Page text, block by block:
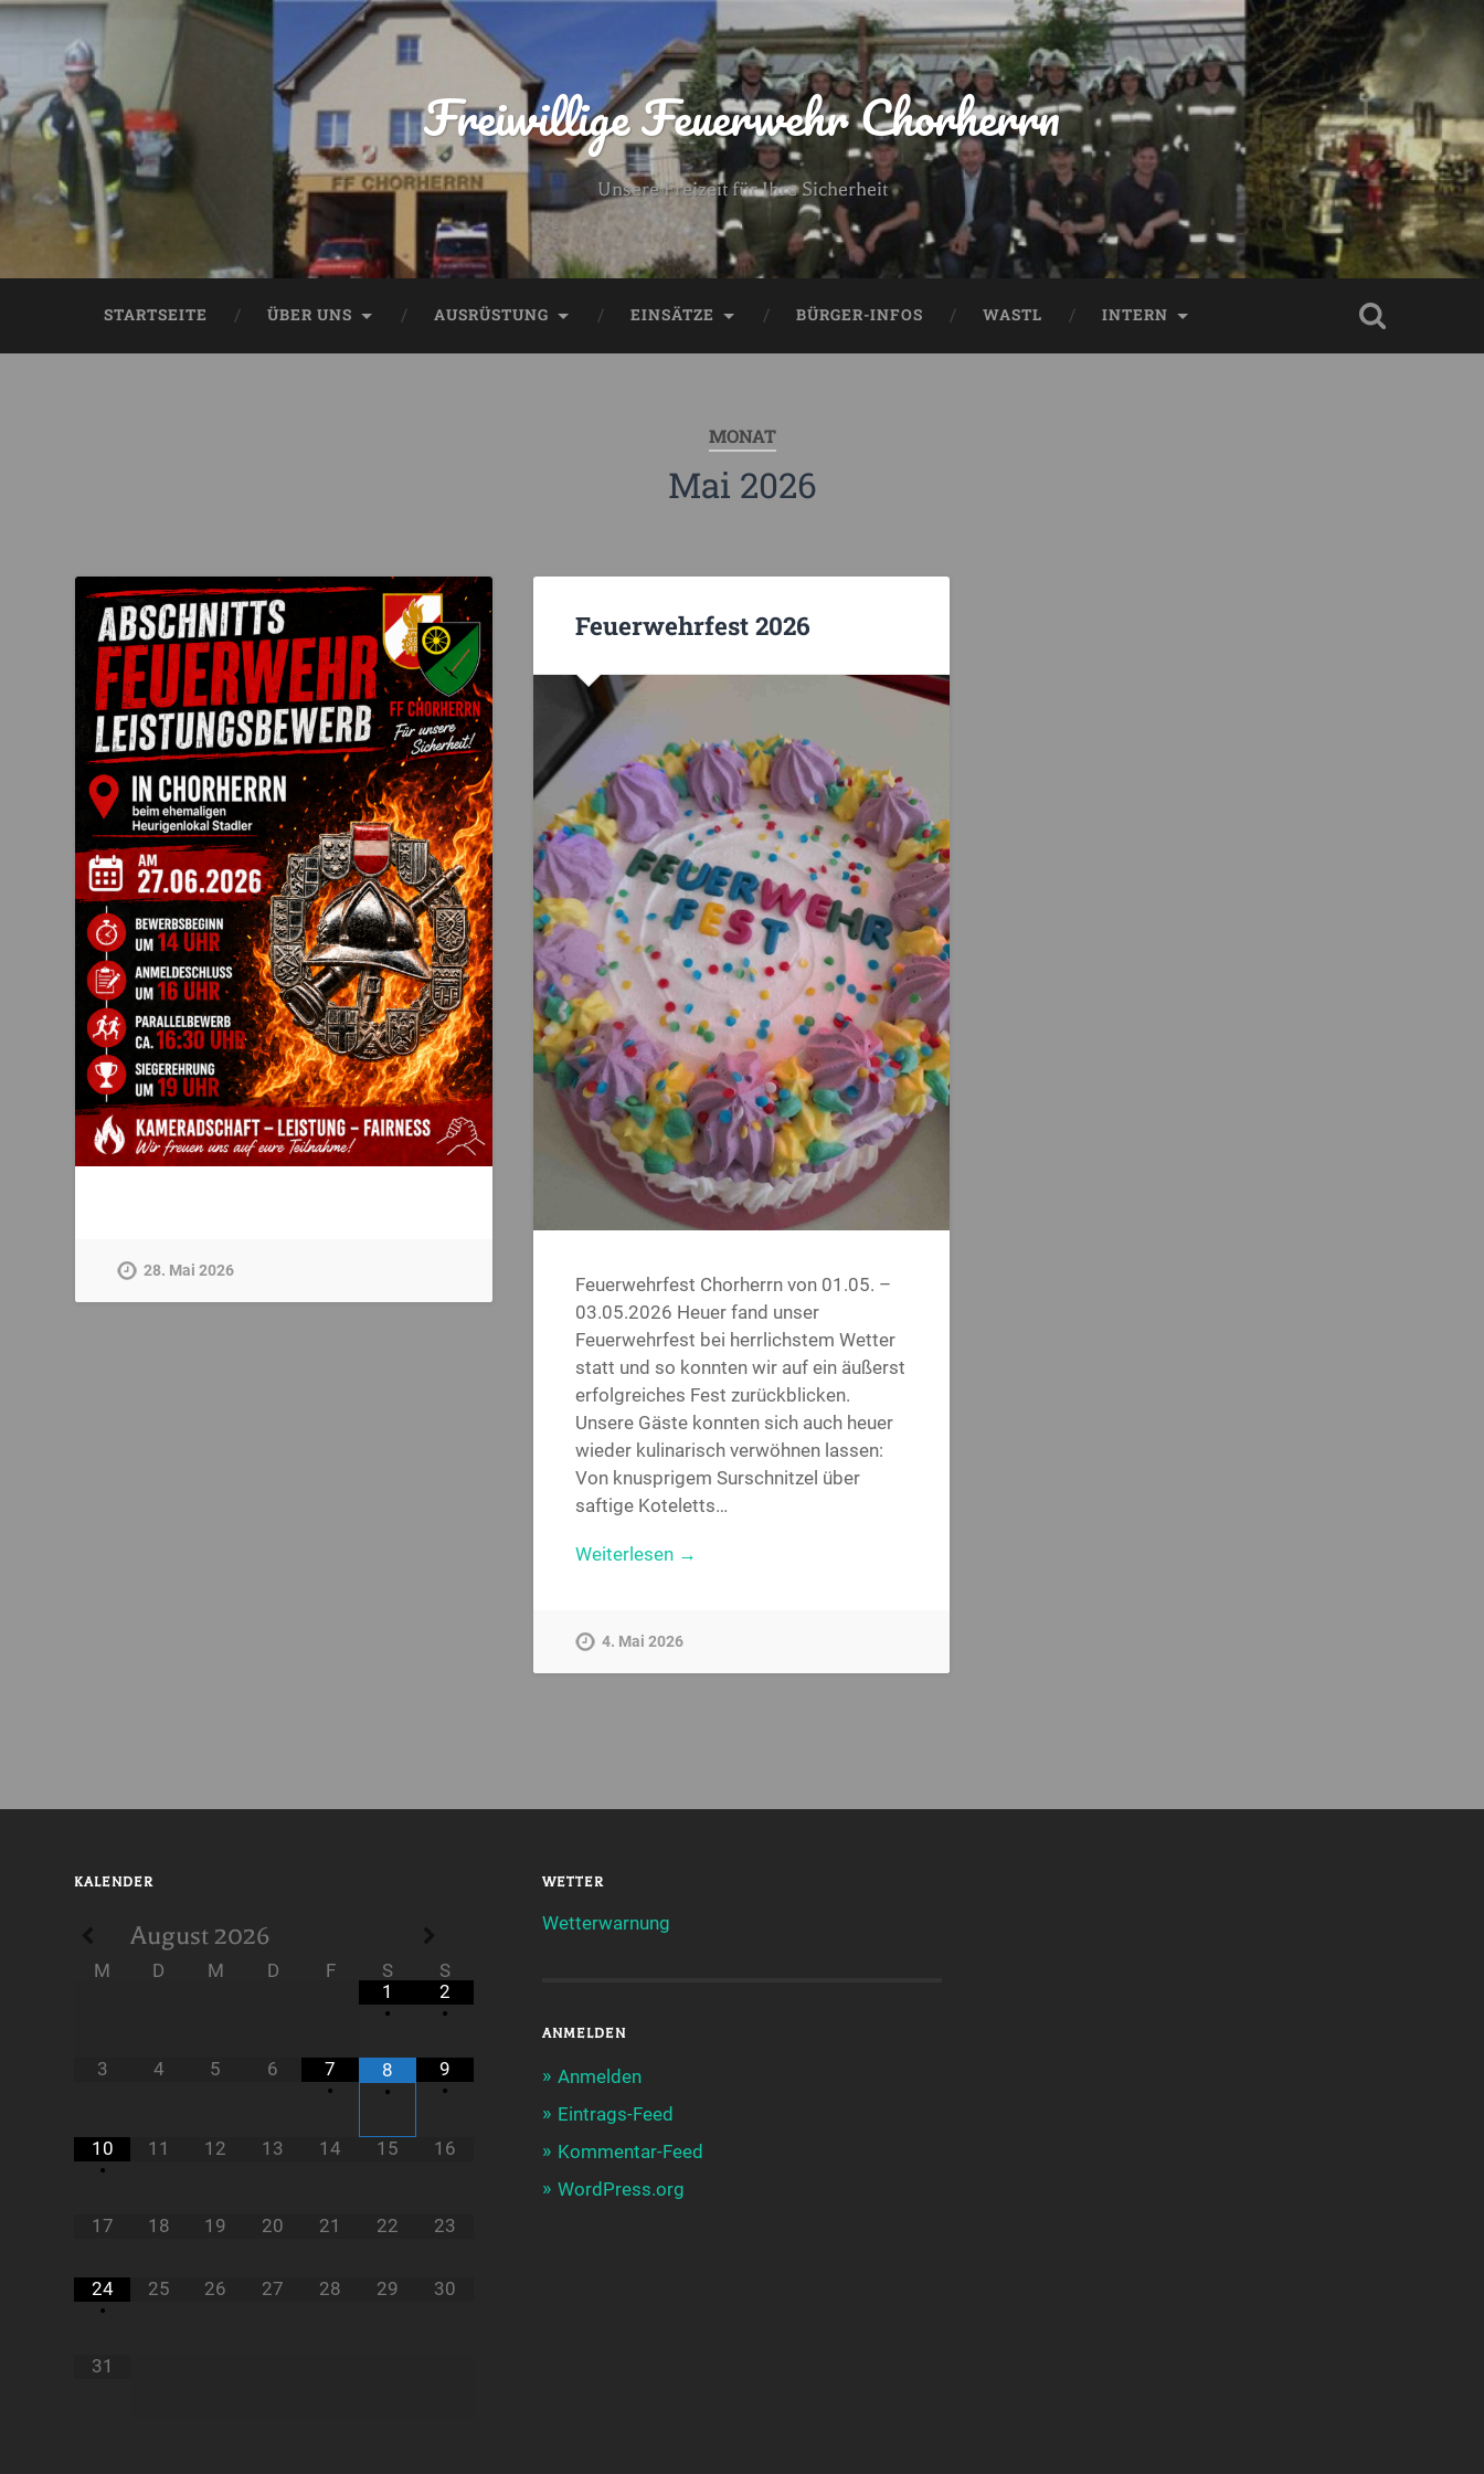
Freiwillige Feuerwehr Chorherrn
Unsere Freizeit für Ihre Sicherheit
STARTSEITE ÜBER UNS AUSRÜSTUNG EINSÄTZE BÜRGER-INFOS WASTL INTERN
MONAT
Mai 2026
28. Mai 2026
Feuerwehrfest 2026
Feuerwehrfest Chorherrn von 01.05. –
03.05.2026 Heuer fand unser
Feuerwehrfest bei herrlichstem Wetter
statt und so konnten wir auf ein äußerst
erfolgreiches Fest zurückblicken.
Unsere Gäste konnten sich auch heuer
wieder kulinarisch verwöhnen lassen:
Von knusprigem Surschnitzel über
saftige Koteletts…
Weiterlesen →
4. Mai 2026
KALENDER
August 2026
M D M D F S
S
1
•
2
•
3 4 5 6
7
•
8
•
9
•
10
•
11 12 13 14 15 16
17 18 19 20 21 22 23
24
•
25 26 27 28 29 30
31
WETTER
Wetterwarnung
ANMELDEN
Anmelden
Eintrags-Feed
Kommentar-Feed
WordPress.org